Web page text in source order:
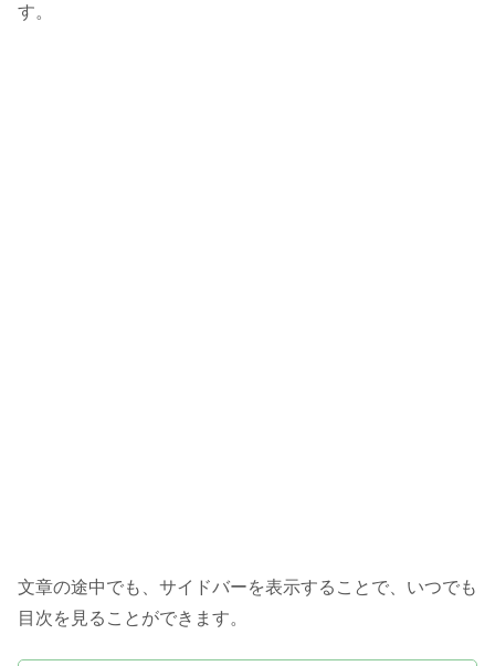
す。
文章の途中でも、サイドバーを表示することで、いつでも
目次を見ることができます。